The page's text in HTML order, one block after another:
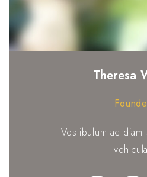
Theresa
Vestibulum ac diam